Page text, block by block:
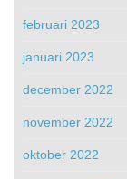
februari 2023
januari 2023
december 2022
november 2022
oktober 2022